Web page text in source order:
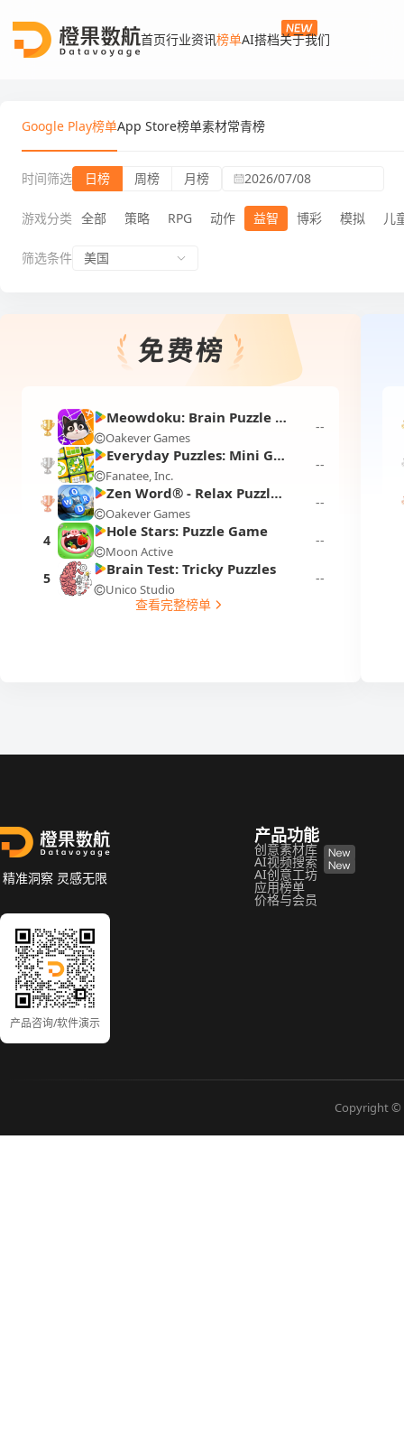
首页行业资讯榜单AI搭档关于我们
Google Play榜单App Store榜单素材常青榜
时间筛选 日榜 周榜 月榜 2026/07/08
游戏分类 全部 策略 RPG 动作 益智 博彩 模拟 儿
筛选条件 美国
Meowdoku: Brain Puzzle Games
Oakever Games
--
Everyday Puzzles: Mini Games
Fanatee, Inc.
--
Zen Word® - Relax Puzzle Game
Oakever Games
--
4
Hole Stars: Puzzle Game
Moon Active
--
5
Brain Test: Tricky Puzzles
Unico Studio
--
查看完整榜单
精准洞察 灵感无限
产品咨询/软件演示
产品功能
创意素材库
AI视频搜索
AI创意工坊
应用榜单
价格与会员
Copyright ©